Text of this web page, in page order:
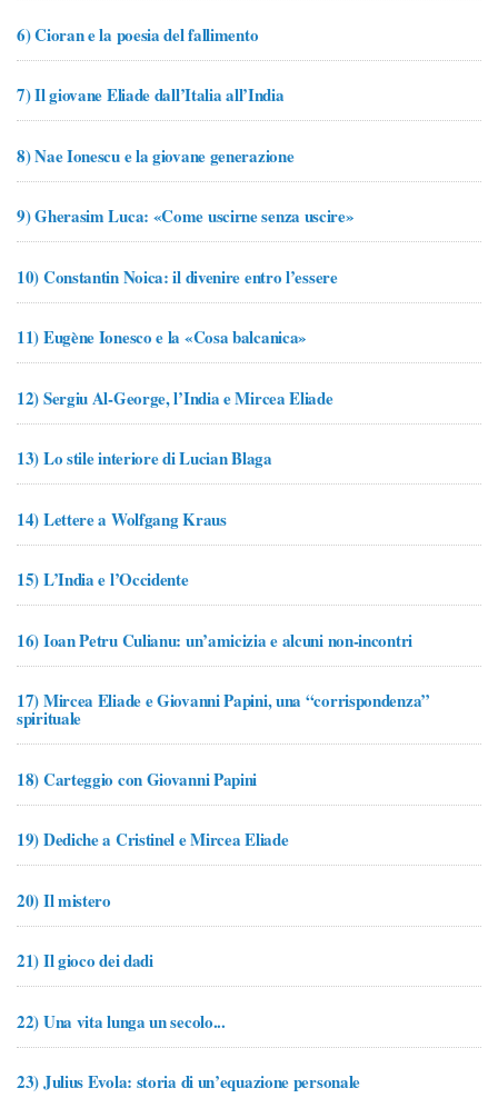
6)Cioran e la poesia del fallimento
7)Il giovane Eliade dall’Italia all’India
8)Nae Ionescu e la giovane generazione
9)Gherasim Luca: «Come uscirne senza uscire»
10)Constantin Noica: il divenire entro l’essere
11)Eugène Ionesco e la «Cosa balcanica»
12)Sergiu Al-George, l’India e Mircea Eliade
13)Lo stile interiore di Lucian Blaga
14)Lettere a Wolfgang Kraus
15)L’India e l’Occidente
16)Ioan Petru Culianu: un’amicizia e alcuni non-incontri
17)Mircea Eliade e Giovanni Papini, una “corrispondenza”
spirituale
18)Carteggio con Giovanni Papini
19)Dediche a Cristinel e Mircea Eliade
20)Il mistero
21)Il gioco dei dadi
22)Una vita lunga un secolo...
23)Julius Evola: storia di un’equazione personale